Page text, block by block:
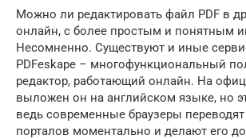
Можно ли редактировать файл PDF в
онлайн, с более простым и понятным
Несомненно. Существуют и иные
PDFeskape – многофункциональный
редактор, работающий онлайн. На
выложен он на английском языке, но
ведь современные браузеры
порталов моментально и делают его